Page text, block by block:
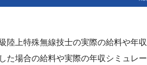
陸上特殊無線技士の実際の給料や年
た場合の給料や実際の年収シミュレ